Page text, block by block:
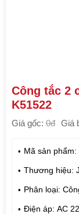
Công tắc 2
K51522
Giá gốc: 0đ Giá
Mã sản phẩm:
Thương hiệu:
Phân loại:
Điện áp: AC